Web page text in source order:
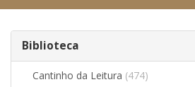
Biblioteca
Cantinho da Leitura (474)